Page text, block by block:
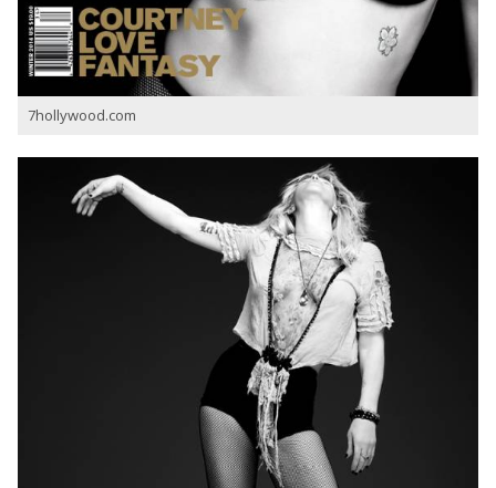
7hollywood.com